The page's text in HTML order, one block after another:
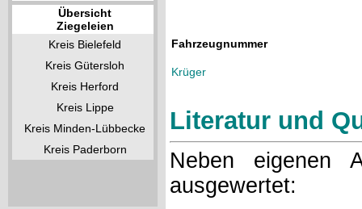
Übersicht
Ziegeleien
Kreis Bielefeld
Kreis Gütersloh
Kreis Herford
Kreis Lippe
Kreis Minden-Lübbecke
Kreis Paderborn
Fahrzeugnummer
Krüger
Literatur und
Neben eigenen
ausgewertet: